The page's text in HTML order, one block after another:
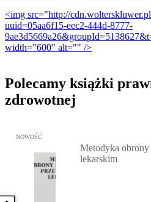
<img src="http://
uuid=05aa6f15-eec2-444d-8777-
width="600" alt="" />
Polecamy książki
zdrowotnej
Przejdź do: Metodyka obrony
NOWOŚĆ
Metodyka obrony
lekarskim